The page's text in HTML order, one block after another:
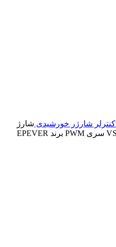
کنترلر شارژر خورشیدی شارژ